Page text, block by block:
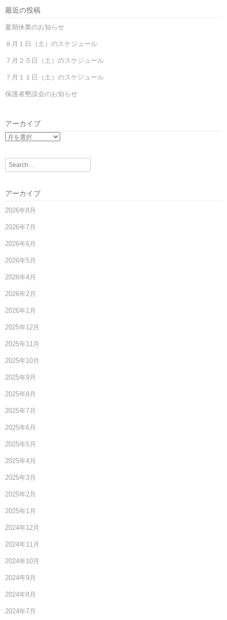
最近の投稿
夏期休業のお知らせ
８月１日（土）のスケジュール
７月２５日（土）のスケジュール
７月１１日（土）のスケジュール
保護者懇談会のお知らせ
アーカイブ
Search
アーカイブ
2026年8月
2026年7月
2026年6月
2026年5月
2026年4月
2026年2月
2026年1月
2025年12月
2025年11月
2025年10月
2025年9月
2025年8月
2025年7月
2025年6月
2025年5月
2025年4月
2025年3月
2025年2月
2025年1月
2024年12月
2024年11月
2024年10月
2024年9月
2024年8月
2024年7月